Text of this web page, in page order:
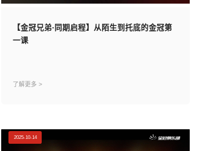
【金冠兄弟·同期启程】从陌生到托底的金冠第
一课
了解更多 >
2025-10-14